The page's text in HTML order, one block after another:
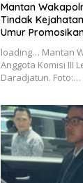
Mantan
Tindak
Umur
loading… Mantan
Anggota Komisi III
Daradjatun. Foto:…